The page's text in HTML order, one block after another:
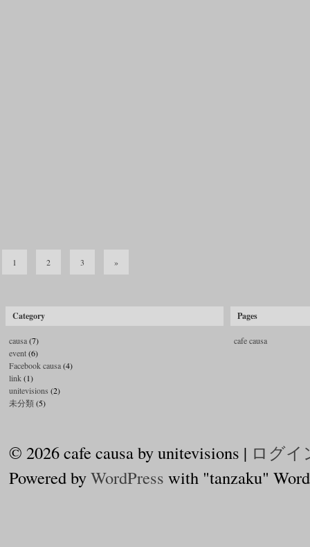
1 2 3 »
Category
causa(7)
event(6)
Facebook causa(4)
link (1)
unitevisions (2)
未分類(5)
Pages
cafe causa
© 2026 cafe causa by unitevisions | ログイ
Powered byWordPress with "tanzaku"